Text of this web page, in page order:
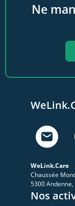
Ne
WeLink.Care
Chaussée
5300
Nos